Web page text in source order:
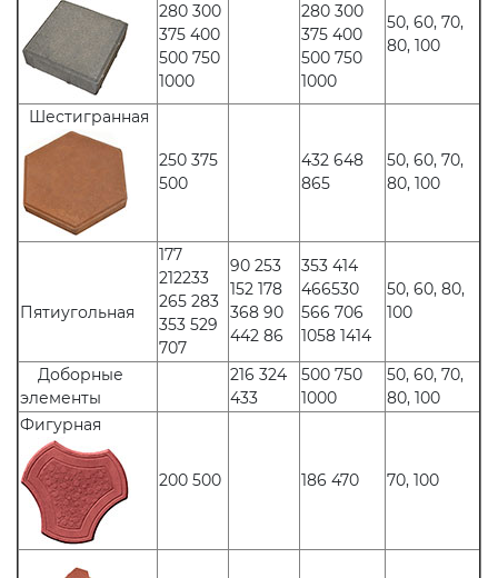
280 300
375 400
500 750
1000
280 300
375 400
500 750
1000
50, 60, 70,
80, 100
Шестигранная
250 375
500
432 648
865
50, 60, 70,
80, 100
Пятиугольная
177
212233
265 283
353 529
707
90 253
152 178
368 90
442 86
353 414
466530
566 706
1058 1414
50, 60, 80,
100
Доборные
элементы
216 324
433
500 750
1000
50, 60, 70,
80, 100
Фигурная
200 500 186 470 70, 100